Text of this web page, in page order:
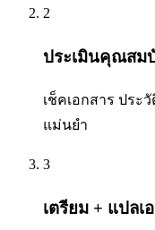
2
ประเมินคุณสม
เช็คเอกสาร ประ
แม่นยำ
3
เตรียม + แปลเ